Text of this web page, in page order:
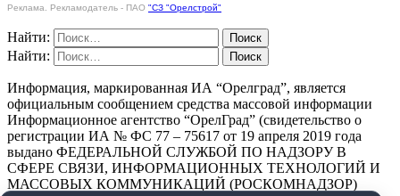
Реклама. Рекламодатель - ПАО "СЗ "Орелстрой"
Найти:
Найти:
Информация, маркированная ИА “Орелград”, является
официальным сообщением средства массовой информации
Информационное агентство “ОрелГрад” (свидетельство о
регистрации ИА № ФС 77 – 75617 от 19 апреля 2019 года
выдано ФЕДЕРАЛЬНОЙ СЛУЖБОЙ ПО НАДЗОРУ В
СФЕРЕ СВЯЗИ, ИНФОРМАЦИОННЫХ ТЕХНОЛОГИЙ И
МАССОВЫХ КОММУНИКАЦИЙ (РОСКОМНАДЗОР)